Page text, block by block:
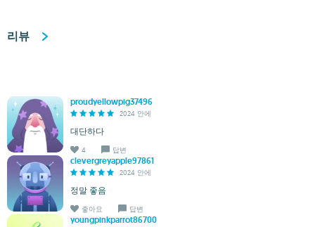
리뷰
proudyellowpig37496
2024 안에
대단하다
4 답변
clevergreyapple97861
2024 안에
정말 좋음
좋아요 답변
youngpinkparrot86700